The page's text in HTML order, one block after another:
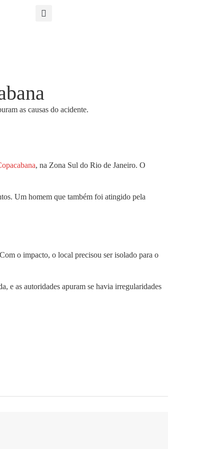
, na Zona Sul do Rio de Janeiro. O
Um homem que também foi atingido pela
o impacto, o local precisou ser isolado para o
e as autoridades apuram se havia irregularidades